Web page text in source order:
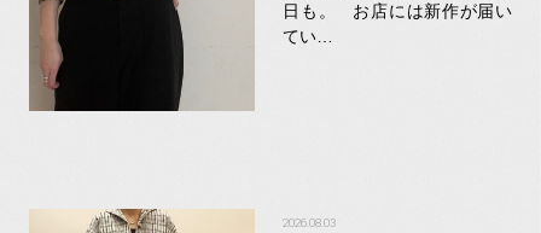
日も。 お店には新作が届い
てい…
2026.08.03